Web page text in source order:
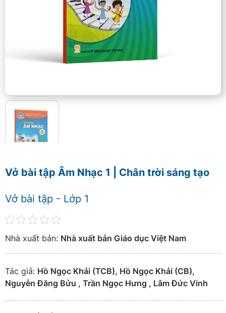
Vở bài tập Âm Nhạc 1 | Chân trời sáng tạo
Vở bài tập - Lớp 1
Nhà xuất bản: Nhà xuất bản Giáo dục Việt Nam
Tác giả: Hồ Ngọc Khải (TCB), Hồ Ngọc Khải (CB),
Nguyễn Đăng Bửu , Trần Ngọc Hưng , Lâm Đức Vinh